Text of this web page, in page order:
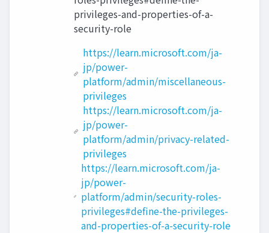
privileges-and-properties-of-a-
security-role
https://learn.microsoft.com/ja-
jp/power-
platform/admin/miscellaneous-
privileges
https://learn.microsoft.com/ja-
jp/power-
platform/admin/privacy-related-
privileges
https://learn.microsoft.com/ja-
jp/power-
platform/admin/security-roles-
privileges#define-the-privileges-
and-properties-of-a-security-role